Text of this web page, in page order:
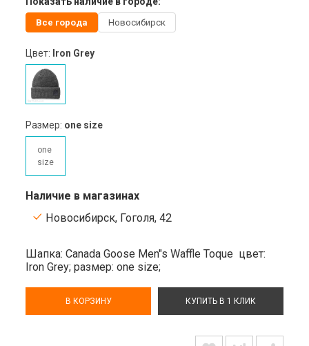
Все города Новосибирск
Цвет: Iron Grey
Размер: one size
one
size
Наличие в магазинах
Новосибирск, Гоголя, 42
Шапка: Canada Goose Men"s Waffle Toque цвет:
Iron Grey;размер: one size;
В КОРЗИНУ КУПИТЬ В 1 КЛИК